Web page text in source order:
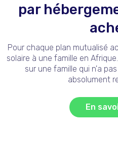
par
Pour chaque plan mutualisé
solaire à une famille en
sur une famille qui n'a
absolument
En